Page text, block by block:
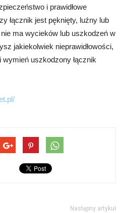
i prawidłowe
łącznik jest pęknięty, luźny lub
ma wycieków lub uszkodzeń w
jakiekolwiek nieprawidłowości,
uszkodzony łącznik
Następny artykuł